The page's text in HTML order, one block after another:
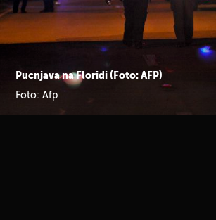
Pucnjava na Floridi (Foto: AFP)
Foto: Afp